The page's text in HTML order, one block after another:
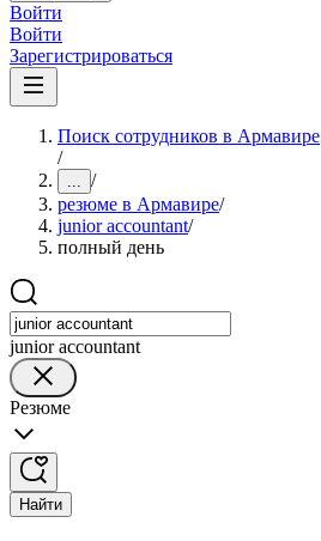
Войти
Войти
Зарегистрироваться
Поиск сотрудников в Армавире
/
... /
резюме в Армавире/
junior accountant/
полный день
junior accountant
Резюме
Найти